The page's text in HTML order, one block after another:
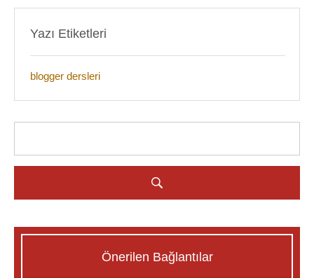
Yazı Etiketleri
blogger dersleri
Önerilen Bağlantılar